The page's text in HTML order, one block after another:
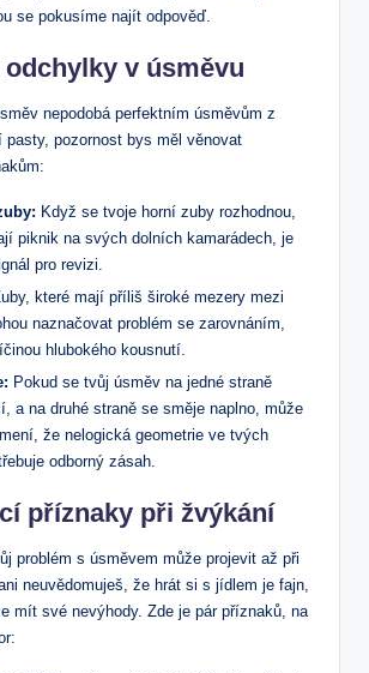
se pokusíme najít odpověď.
v úsměvu
nepodobá perfektním úsměvům z
pasty, pozornost bys měl věnovat
Když se tvoje horní zuby rozhodnou,
piknik na svých dolních kamarádech, je
pro revizi.
které mají příliš široké mezery mezi
naznačovat problém se zarovnáním,
hlubokého kousnutí.
Pokud se tvůj úsměv na jedné straně
a na druhé straně se směje naplno, může
že nelogická geometrie ve tvých
odborný zásah.
příznaky při žvýkání
problém s úsměvem může projevit až při
neuvědomuješ, že hrát si s jídlem je fajn,
mít své nevýhody. Zde je pár příznaků, na